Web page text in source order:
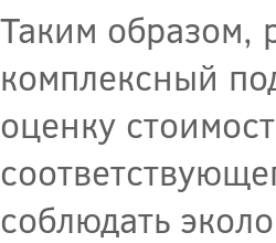
Таким образом,
комплексный
оценку
соблюдать